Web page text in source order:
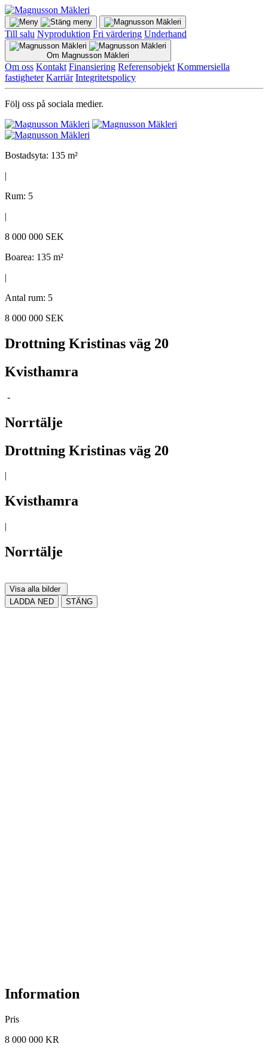
Till salu Nyproduktion Fri värdering Underhand
Om Magnusson Mäkleri
Om oss Kontakt Finansiering Referensobjekt Kommersiella
fastigheter Karriär Integritetspolicy
Följ oss på sociala medier.
Bostadsyta: 135 m²
|
Rum: 5
|
8 000 000 SEK
Boarea: 135 m²
|
Antal rum: 5
8 000 000 SEK
Drottning Kristinas väg 20
Kvisthamra
-
Norrtälje
Drottning Kristinas väg 20
|
Kvisthamra
|
Norrtälje
Visa alla bilder
LADDA NED
STÄNG
Information
Pris
8 000 000 KR